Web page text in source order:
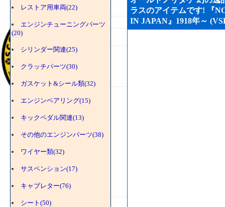
レストア用車両(22)
エンジンチューニングパーツ
(20)
シリンダー関連(25)
クラッチパーツ(30)
ガスケット&シール類(32)
エンジンベアリング(15)
キックペダル関連(13)
その他のエンジンパーツ(38)
ワイヤー類(32)
サスペンション(17)
キャブレター(76)
シート(50)
ラスのアイテムです! 『
IN JAPAN』1918年～